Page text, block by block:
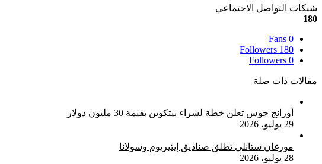
شبكات التواصل الاجتماعي
180
0
Fans
180
Followers
0
Followers
مقالات ذات صلة
أورانج جوس تعلن خطة لشراء بيتكوين بقيمة 30 مليون دولار
29 يوليو، 2026
مورغان ستانلي تطلق صناديق إيثيريوم وسولانا
28 يوليو، 2026